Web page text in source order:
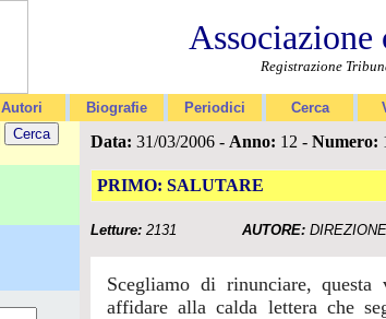
Associazione
Registrazione
Autori Biografie Periodici Cerca
Data: 31/03/2006 - Anno: 12 - Numero:
PRIMO: SALUTARE
Letture: 2131 AUTORE: DIREZIONE
Scegliamo di rinunciare,
affidare alla calda lettera che